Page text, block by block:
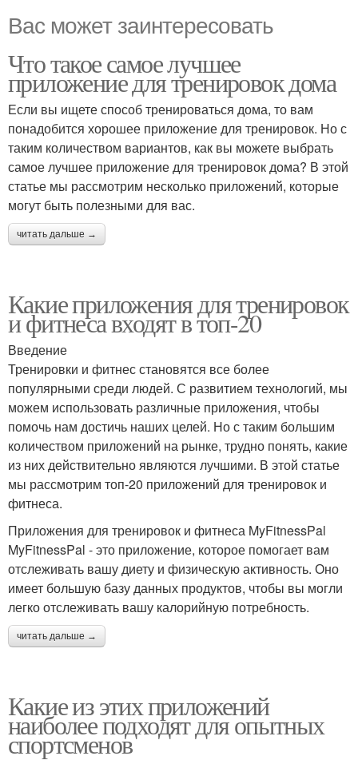
Вас может заинтересовать
Что такое самое лучшее
приложение для тренировок дома
Если вы ищете способ тренироваться дома, то вам
понадобится хорошее приложение для тренировок. Но с
таким количеством вариантов, как вы можете выбрать
самое лучшее приложение для тренировок дома? В этой
статье мы рассмотрим несколько приложений, которые
могут быть полезными для вас.
читать дальше →
Какие приложения для тренировок
и фитнеса входят в топ-20
Введение
Тренировки и фитнес становятся все более
популярными среди людей. С развитием технологий, мы
можем использовать различные приложения, чтобы
помочь нам достичь наших целей. Но с таким большим
количеством приложений на рынке, трудно понять, какие
из них действительно являются лучшими. В этой статье
мы рассмотрим топ-20 приложений для тренировок и
фитнеса.
Приложения для тренировок и фитнеса MyFitnessPal
MyFitnessPal - это приложение, которое помогает вам
отслеживать вашу диету и физическую активность. Оно
имеет большую базу данных продуктов, чтобы вы могли
легко отслеживать вашу калорийную потребность.
читать дальше →
Какие из этих приложений
наиболее подходят для опытных
спортсменов